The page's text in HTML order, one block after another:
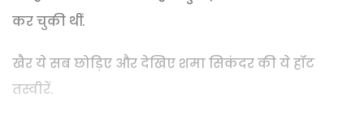
कर चुकी थीं.
खैर ये सब छोड़िए और देखिए शमा सिकंदर की ये हॉट
तस्वीरें.